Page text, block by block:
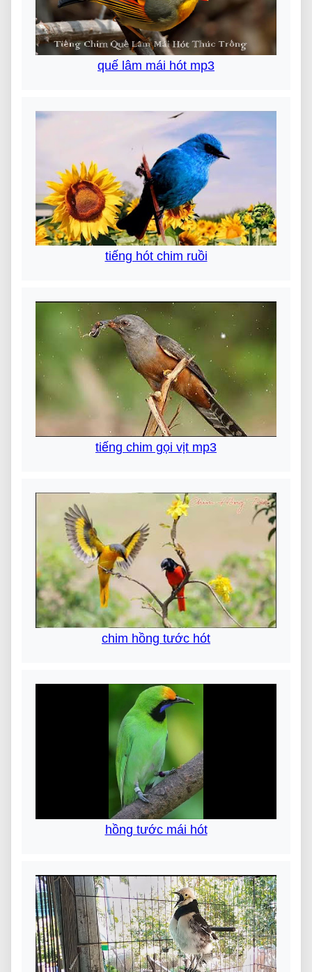
quế lâm mái hót mp3
tiếng hót chim ruồi
tiếng chim gọi vịt mp3
chim hồng tước hót
hồng tước mái hót